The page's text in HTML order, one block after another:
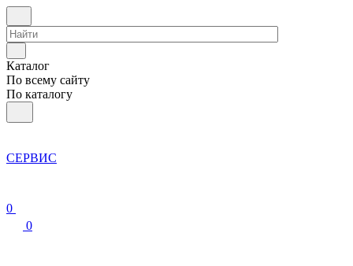
Каталог
По всему сайту
По каталогу
СЕРВИС
0
0